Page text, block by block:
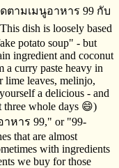
ตามเมนูอาหาร​ 99 กับ
dish is loosely based
potato soup" - but
ingredient and coconut
a curry paste heavy in
lime leaves, melinjo,
a delicious - and
three whole days 😄)
อาหาร​ 99," or "99-
that are almost
with ingredients
we buy for those